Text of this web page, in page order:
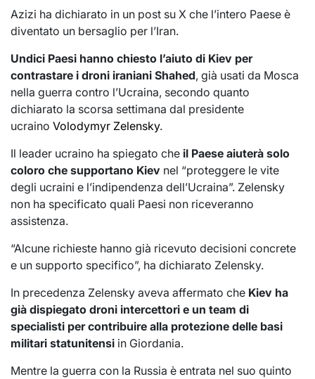
Azizi ha dichiarato in un post su X che l’intero Paese è
diventato un bersaglio per l’Iran.
Undici Paesi hanno chiesto l’aiuto di Kiev per
contrastare i droni iraniani Shahed, già usati da Mosca
nella guerra contro l’Ucraina, secondo quanto
dichiarato la scorsa settimana dal presidente
ucraino Volodymyr Zelensky.
Il leader ucraino ha spiegato che il Paese aiuterà solo
coloro che supportano Kiev nel “proteggere le vite
degli ucraini e l’indipendenza dell’Ucraina”. Zelensky
non ha specificato quali Paesi non riceveranno
assistenza.
“Alcune richieste hanno già ricevuto decisioni concrete
e un supporto specifico”, ha dichiarato Zelensky.
In precedenza Zelensky aveva affermato che Kiev ha
già dispiegato droni intercettori e un team di
specialisti per contribuire alla protezione delle basi
militari statunitensi in Giordania.
Mentre la guerra con la Russia è entrata nel suo quinto